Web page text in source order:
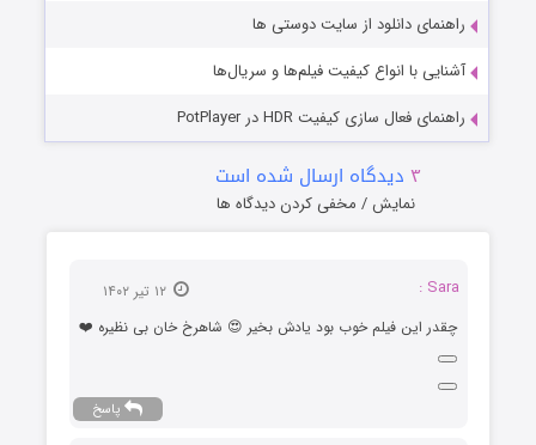
راهنمای دانلود از سایت دوستی ها
آشنایی با انواع کیفیت فیلم‌ها و سریال‌ها
راهنمای فعال سازی کیفیت HDR در PotPlayer
۳ دیدگاه ارسال شده است
نمایش / مخفی کردن دیدگاه ها
Sara :
۱۲ تیر ۱۴۰۲
چقدر این فیلم خوب بود یادش بخیر 😍 شاهرخ خان بی نظیره ❤️
پاسخ